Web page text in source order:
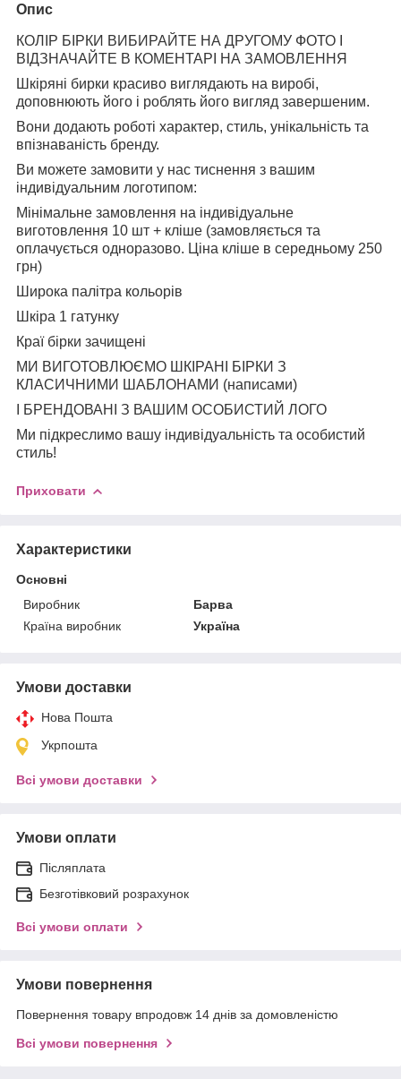
Опис
КОЛІР БІРКИ ВИБИРАЙТЕ НА ДРУГОМУ ФОТО І
ВІДЗНАЧАЙТЕ В КОМЕНТАРІ НА ЗАМОВЛЕННЯ
Шкіряні бирки красиво виглядають на виробі,
доповнюють його і роблять його вигляд завершеним.
Вони додають роботі характер, стиль, унікальність та
впізнаваність бренду.
Ви можете замовити у нас тиснення з вашим
індивідуальним логотипом:
Мінімальне замовлення на індивідуальне
виготовлення 10 шт + кліше (замовляється та
оплачується одноразово. Ціна кліше в середньому 250
грн)
Широка палітра кольорів
Шкіра 1 гатунку
Краї бірки зачищені
МИ ВИГОТОВЛЮЄМО ШКІРАНІ БІРКИ З
КЛАСИЧНИМИ ШАБЛОНАМИ (написами)
І БРЕНДОВАНІ З ВАШИМ ОСОБИСТИЙ ЛОГО
Ми підкреслимо вашу індивідуальність та особистий
стиль!
Приховати
Характеристики
Основні
Виробник
Барва
Країна виробник
Україна
Умови доставки
Нова Пошта
Укрпошта
Всі умови доставки
Умови оплати
Післяплата
Безготівковий розрахунок
Всі умови оплати
Умови повернення
Повернення товару впродовж 14 днів за домовленістю
Всі умови повернення